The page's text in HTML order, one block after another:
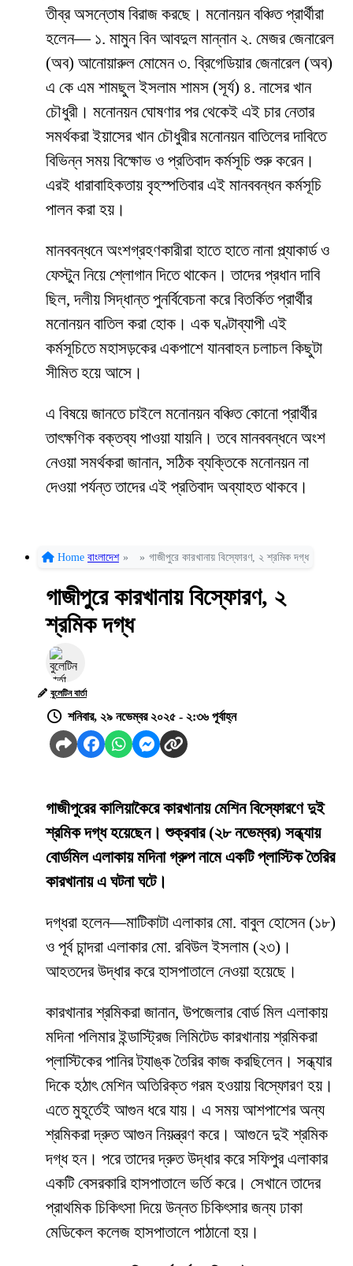
তীব্র অসন্তোষ বিরাজ করছে। মনোনয়ন বঞ্চিত প্রার্থীরা
হলেন— ১. মামুন বিন আবদুল মান্নান ২. মেজর জেনারেল
(অব) আনোয়ারুল মোমেন ৩. ব্রিগেডিয়ার জেনারেল (অব)
এ কে এম শামছুল ইসলাম শামস (সূর্য) ৪. নাসের খান
চৌধুরী। মনোনয়ন ঘোষণার পর থেকেই এই চার নেতার
সমর্থকরা ইয়াসের খান চৌধুরীর মনোনয়ন বাতিলের দাবিতে
বিভিন্ন সময় বিক্ষোভ ও প্রতিবাদ কর্মসূচি শুরু করেন।
এরই ধারাবাহিকতায় বৃহস্পতিবার এই মানববন্ধন কর্মসূচি
পালন করা হয়।
মানববন্ধনে অংশগ্রহণকারীরা হাতে হাতে নানা প্ল্যাকার্ড ও
ফেস্টুন নিয়ে শ্লোগান দিতে থাকেন। তাদের প্রধান দাবি
ছিল, দলীয় সিদ্ধান্ত পুনর্বিবেচনা করে বিতর্কিত প্রার্থীর
মনোনয়ন বাতিল করা হোক। এক ঘণ্টাব্যাপী এই
কর্মসূচিতে মহাসড়কের একপাশে যানবাহন চলাচল কিছুটা
সীমিত হয়ে আসে।
এ বিষয়ে জানতে চাইলে মনোনয়ন বঞ্চিত কোনো প্রার্থীর
তাৎক্ষণিক বক্তব্য পাওয়া যায়নি। তবে মানববন্ধনে অংশ
নেওয়া সমর্থকরা জানান, সঠিক ব্যক্তিকে মনোনয়ন না
দেওয়া পর্যন্ত তাদের এই প্রতিবাদ অব্যাহত থাকবে।
Home বাংলাদেশ » » গাজীপুরে কারখানায় বিস্ফোরণ, ২ শ্রমিক দগ্ধ
গাজীপুরে কারখানায় বিস্ফোরণ, ২
শ্রমিক দগ্ধ
বুলেটিন বার্তা
শনিবার, ২৯ নভেম্বর ২০২৫ - ২:৩৬ পূর্বাহ্ন
গাজীপুরের কালিয়াকৈরে কারখানায় মেশিন বিস্ফোরণে দুই
শ্রমিক দগ্ধ হয়েছেন। শুক্রবার (২৮ নভেম্বর) সন্ধ্যায়
বোর্ডমিল এলাকায় মদিনা গ্রুপ নামে একটি প্লাস্টিক তৈরির
কারখানায় এ ঘটনা ঘটে।
দগ্ধরা হলেন—মাটিকাটা এলাকার মো. বাবুল হোসেন (১৮)
ও পূর্ব চান্দরা এলাকার মো. রবিউল ইসলাম (২৩)।
আহতদের উদ্ধার করে হাসপাতালে নেওয়া হয়েছে।
কারখানার শ্রমিকরা জানান, উপজেলার বোর্ড মিল এলাকায়
মদিনা পলিমার ইন্ডাস্ট্রিজ লিমিটেড কারখানায় শ্রমিকরা
প্লাস্টিকের পানির ট্যাঙ্ক তৈরির কাজ করছিলেন। সন্ধ্যার
দিকে হঠাৎ মেশিন অতিরিক্ত গরম হওয়ায় বিস্ফোরণ হয়।
এতে মুহূর্তেই আগুন ধরে যায়। এ সময় আশপাশের অন্য
শ্রমিকরা দ্রুত আগুন নিয়ন্ত্রণ করে। আগুনে দুই শ্রমিক
দগ্ধ হন। পরে তাদের দ্রুত উদ্ধার করে সফিপুর এলাকার
একটি বেসরকারি হাসপাতালে ভর্তি করে। সেখানে তাদের
প্রাথমিক চিকিৎসা দিয়ে উন্নত চিকিৎসার জন্য ঢাকা
মেডিকেল কলেজ হাসপাতালে পাঠানো হয়।